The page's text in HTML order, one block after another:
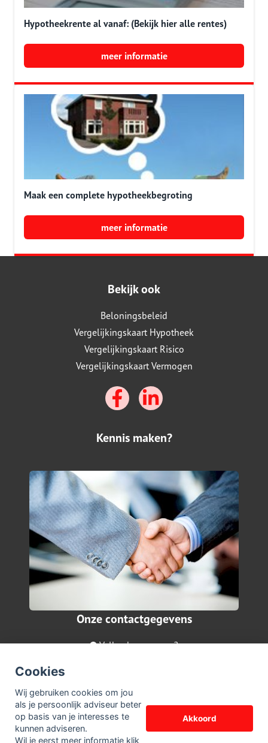
Cookies
Wij gebruiken cookies om jou
als je persoonlijk adviseur beter
op basis van je interesses te
kunnen adviseren.
Wil je eerst meer informatie klik
Akkoord
Hypotheekrente al vanaf: (Bekijk hier alle rentes)
meer informatie
Maak een complete hypotheekbegroting
meer informatie
Bekijk ook
Beloningsbeleid
Vergelijkingskaart Hypotheek
Vergelijkingskaart Risico
Vergelijkingskaart Vermogen
Kennis maken?
Onze contactgegevens
Valkenburgerweg 2
045-5740878
info@vdlaarwonen.nl
© CopyrightAssupport BV2026
Sitemap